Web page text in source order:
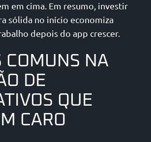
em cima. Em resumo, investir
sólida no início economiza
depois do app crescer.
COMUNS NA
DE
QUE
CARO